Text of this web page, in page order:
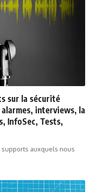
sur la sécurité
interviews, la
InfoSec, Tests,
auxquels nous